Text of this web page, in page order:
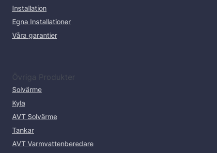
Installation
Egna Installationer
Våra garantier
Övriga Produkter
Solvärme
Kyla
AVT Solvärme
Tankar
AVT Varmvattenberedare